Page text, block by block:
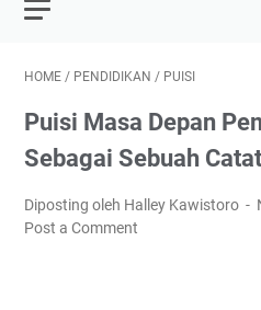
HOME / PENDIDIKAN / PUISI
Puisi Masa Depan
Sebagai Sebuah
Diposting oleh Halley Kawistoro
Post a Comment